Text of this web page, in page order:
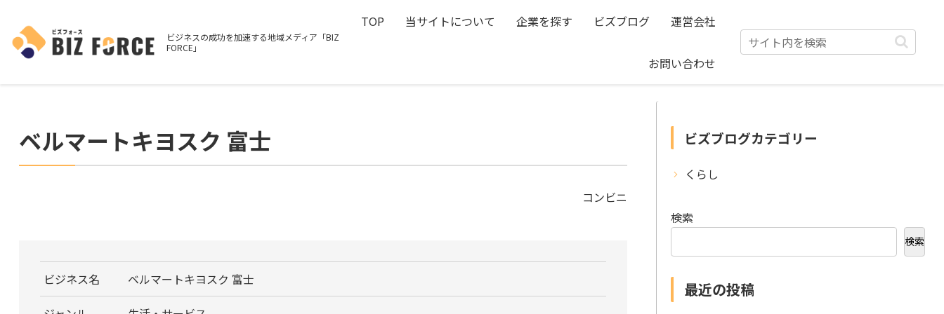
ビジネスの成功を加速する地域メディア「BIZ
FORCE」
TOP 当サイトについて 企業を探す ビズブログ 運営会社
お問い合わせ
ベルマートキヨスク 富士
コンビニ
ビジネス名 ベルマートキヨスク 富士
ビズブログカテゴリー
くらし
検索
検索
最近の投稿